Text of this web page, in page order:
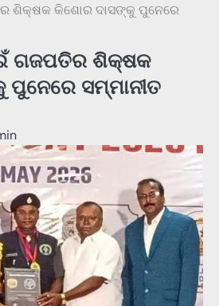
ଶିକ୍ଷକ କିଶୋର ଦାସଙ୍କୁ ପୁନେରେ
ଗଜପତିର ଶିକ୍ଷକ
ସମ୍ମାନୀତ